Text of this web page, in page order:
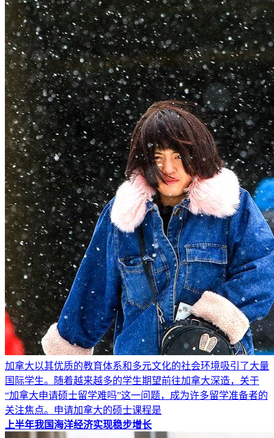
加拿大以其优质的教育体系和多元文化的社会环境吸引了大量
国际学生。随着越来越多的学生期望前往加拿大深造，关于
“加拿大申请硕士留学难吗”这一问题，成为许多留学准备者的
关注焦点。申请加拿大的硕士课程是
上半年我国海洋经济实现稳步增长